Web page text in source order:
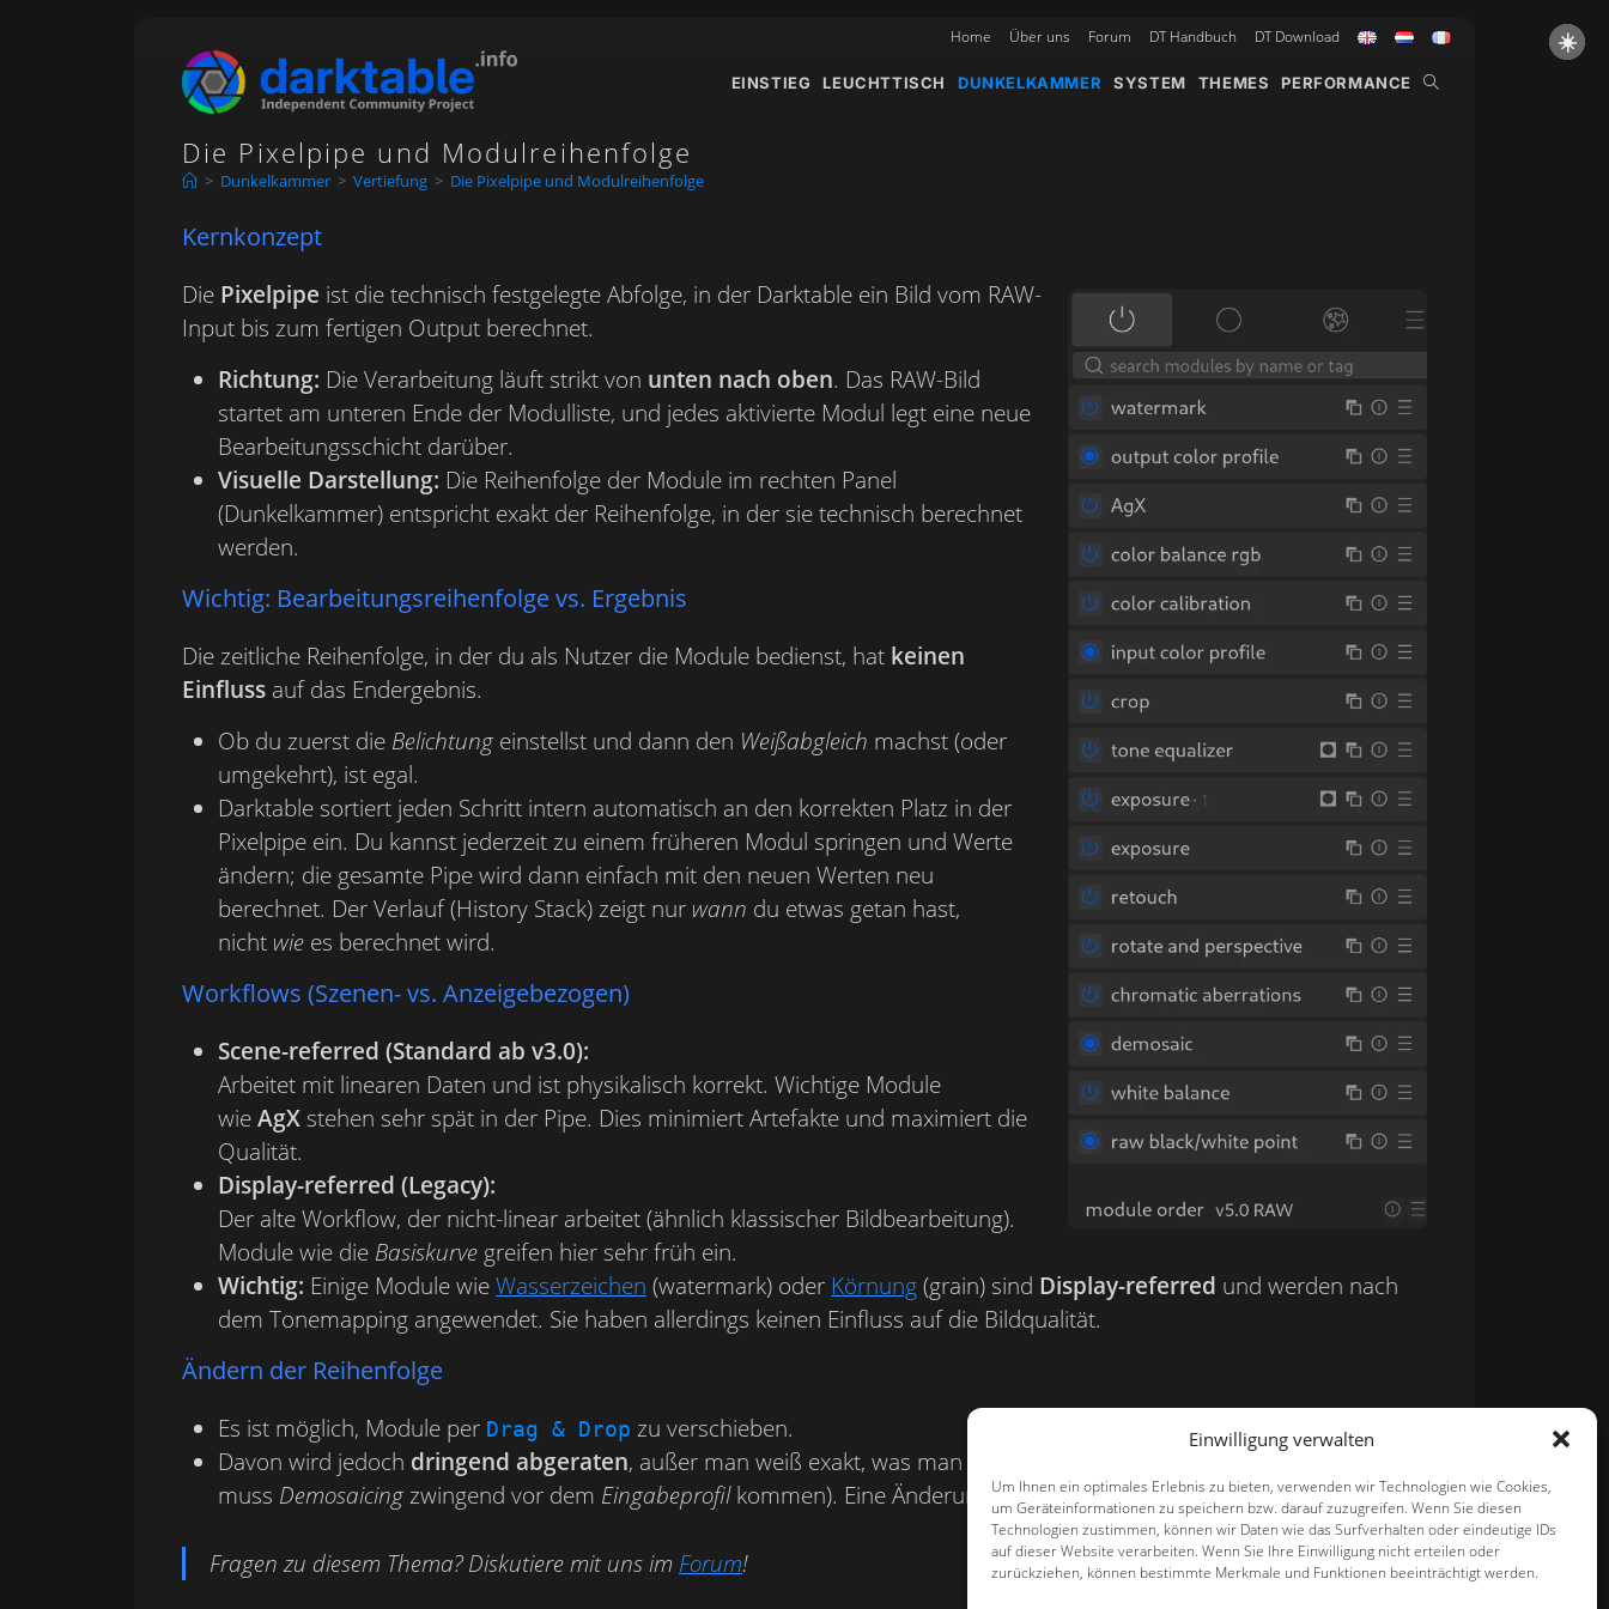
☀️
Einwilligung verwalten
Um Ihnen ein optimales Erlebnis zu bieten, verwenden wir Technologien wie Cookies,
um Geräteinformationen zu speichern bzw. darauf zuzugreifen. Wenn Sie diesen
Technologien zustimmen, können wir Daten wie das Surfverhalten oder eindeutige IDs
auf dieser Website verarbeiten. Wenn Sie Ihre Einwilligung nicht erteilen oder
zurückziehen, können bestimmte Merkmale und Funktionen beeinträchtigt werden.
Home Über uns Forum DT Handbuch DT Download
EINSTIEG LEUCHTTISCH DUNKELKAMMER SYSTEM THEMES PERFORMANCE WEBSITE-
Die Pixelpipe und Modulreihenfolge
> Dunkelkammer > Vertiefung > Die Pixelpipe und Modulreihenfolge
Kernkonzept
Die Pixelpipe ist die technisch festgelegte Abfolge, in der Darktable ein Bild vom RAW-
Input bis zum fertigen Output berechnet.
Richtung: Die Verarbeitung läuft strikt von unten nach oben. Das RAW-Bild
startet am unteren Ende der Modulliste, und jedes aktivierte Modul legt eine neue
Bearbeitungsschicht darüber.
Visuelle Darstellung: Die Reihenfolge der Module im rechten Panel
(Dunkelkammer) entspricht exakt der Reihenfolge, in der sie technisch berechnet
werden.
Wichtig: Bearbeitungsreihenfolge vs. Ergebnis
Die zeitliche Reihenfolge, in der du als Nutzer die Module bedienst, hat keinen
Einfluss auf das Endergebnis.
Ob du zuerst die Belichtung einstellst und dann den Weißabgleich machst (oder
umgekehrt), ist egal.
Darktable sortiert jeden Schritt intern automatisch an den korrekten Platz in der
Pixelpipe ein. Du kannst jederzeit zu einem früheren Modul springen und Werte
ändern; die gesamte Pipe wird dann einfach mit den neuen Werten neu
berechnet. Der Verlauf (History Stack) zeigt nur wann du etwas getan hast,
nicht wie es berechnet wird.
Workflows (Szenen- vs. Anzeigebezogen)
Scene-referred (Standard ab v3.0):
Arbeitet mit linearen Daten und ist physikalisch korrekt. Wichtige Module
wieAgX stehen sehr spät in der Pipe. Dies minimiert Artefakte und maximiert die
Qualität.
Display-referred (Legacy):
Der alte Workflow, der nicht-linear arbeitet (ähnlich klassischer Bildbearbeitung).
Module wie die Basiskurve greifen hier sehr früh ein.
Wichtig: Einige Module wieWasserzeichen (watermark) oder Körnung(grain) sind Display-referred und werden nach
dem Tonemapping angewendet. Sie haben allerdings keinen Einfluss auf die Bildqualität.
Ändern der Reihenfolge
Es ist möglich, Module per Drag & Drop zu verschieben.
Davon wird jedoch dringend abgeraten, außer man weiß exakt, was man tut. Die Standardreihenfolge ist optimiert (z.B.
muss Demosaicingzwingend vor dem Eingabeprofilkommen). Eine Änderung verschlechtert meist die Bildqualität.
Fragen zu diesem Thema? Diskutiere mit uns im Forum!